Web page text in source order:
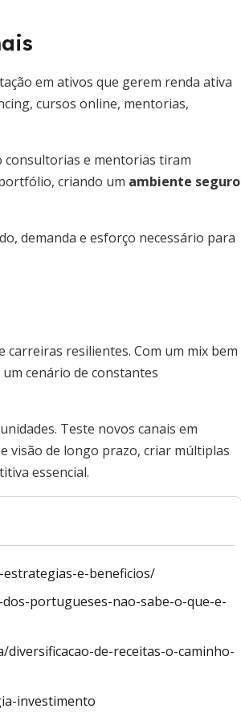
em ativos que gerem renda ativa
cursos online, mentorias,
e mentorias tiram
criando um ambiente seguro
demanda e esforço necessário para
resilientes. Com um mix bem
cenário de constantes
Teste novos canais em
visão de longo prazo, criar múltiplas
essencial.
e-beneficios/
portugueses-nao-sabe-o-que-e-
de-receitas-o-caminho-
investimento